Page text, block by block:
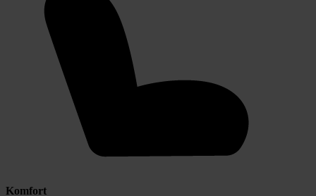
Komfort